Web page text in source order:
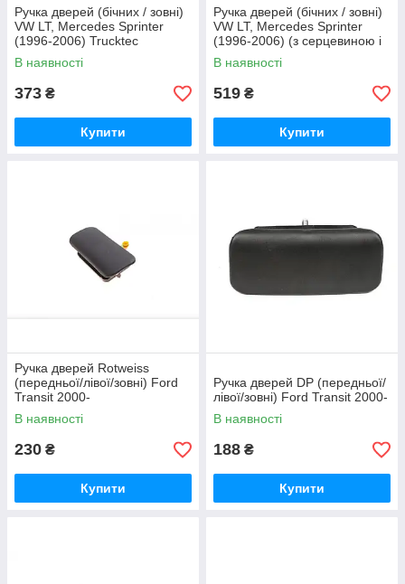
Ручка дверей (бічних / зовні)
VW LT, Mercedes Sprinter
(1996-2006) Trucktec
В наявності
373 ₴
Купити
Ручка дверей (бічних / зовні)
VW LT, Mercedes Sprinter
(1996-2006) (з серцевиною і
ключами) Rotweiss
В наявності
519 ₴
Купити
Ручка дверей Rotweiss
(передньої/лівої/зовні) Ford
Transit 2000-
В наявності
230 ₴
Купити
Ручка дверей DP (передньої/
лівої/зовні) Ford Transit 2000-
В наявності
188 ₴
Купити